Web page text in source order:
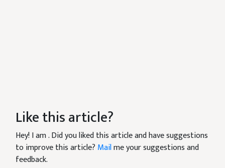
Like this article?
Hey! I am. Did you liked this article and have suggestions
to improve this article? Mailme your suggestions and
feedback.